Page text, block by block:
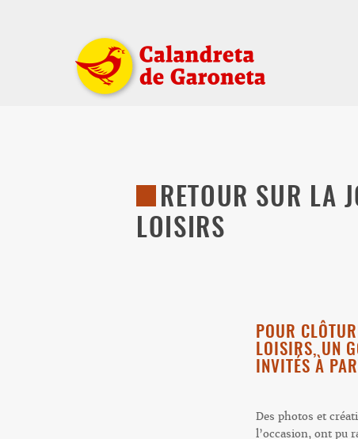
RETOUR SUR LA
LOISIRS
POUR
LOISIRS, UN
INVITÉS À
Des photos et
l’occasion, ont pu